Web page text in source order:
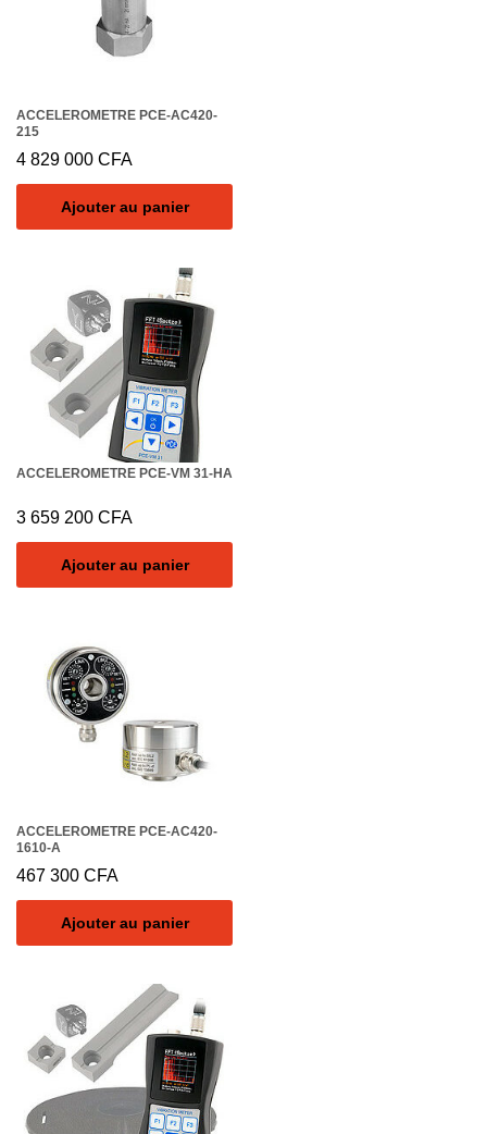
ACCELEROMETRE PCE-AC420-
215
4 829 000 CFA
Ajouter au panier
ACCELEROMETRE PCE-VM 31-HA
3 659 200 CFA
Ajouter au panier
ACCELEROMETRE PCE-AC420-
1610-A
467 300 CFA
Ajouter au panier